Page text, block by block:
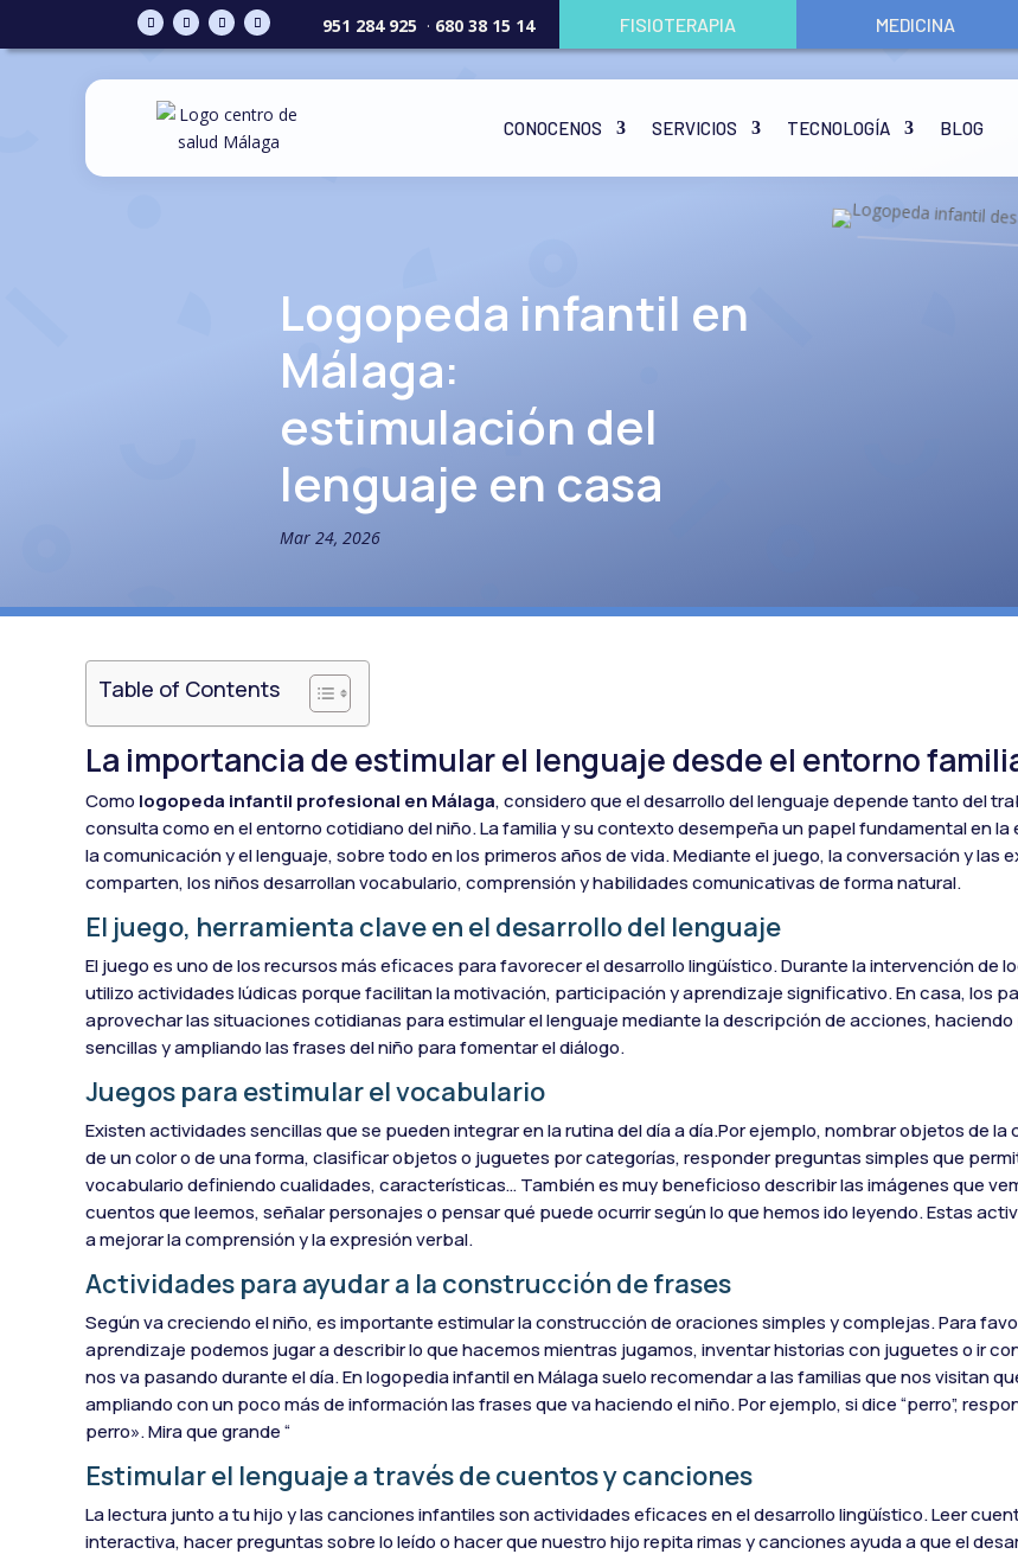
951 284 925 · 680 38 15 14 FISIOTERAPIA MEDICINA
CONOCENOS SERVICIOS TECNOLOGÍA BLOG
Logopeda infantil en
Málaga:
estimulación del
lenguaje en casa
Mar 24, 2026
Table of Contents
La importancia de estimular el lenguaje desde el entorno
Como logopeda infantil profesional en Málaga, considero que el desarrollo del lenguaje depende tanto del
consulta como en el entorno cotidiano del niño. La familia y su contexto desempeña un papel fundamental en la
la comunicación y el lenguaje, sobre todo en los primeros años de vida. Mediante el juego, la conversación y las
comparten, los niños desarrollan vocabulario, comprensión y habilidades comunicativas de forma natural.
El juego, herramienta clave en el desarrollo del lenguaje
El juego es uno de los recursos más eficaces para favorecer el desarrollo lingüístico. Durante la intervención de
utilizo actividades lúdicas porque facilitan la motivación, participación y aprendizaje significativo. En casa, los
aprovechar las situaciones cotidianas para estimular el lenguaje mediante la descripción de acciones,
sencillas y ampliando las frases del niño para fomentar el diálogo.
Juegos para estimular el vocabulario
Existen actividades sencillas que se pueden integrar en la rutina del día a día.Por ejemplo, nombrar objetos de la
de un color o de una forma, clasificar objetos o juguetes por categorías, responder preguntas simples que
vocabulario definiendo cualidades, características… También es muy beneficioso describir las imágenes que
cuentos que leemos, señalar personajes o pensar qué puede ocurrir según lo que hemos ido leyendo. Estas
a mejorar la comprensión y la expresión verbal.
Actividades para ayudar a la construcción de frases
Según va creciendo el niño, es importante estimular la construcción de oraciones simples y complejas. Para
aprendizaje podemos jugar a describir lo que hacemos mientras jugamos, inventar historias con juguetes o ir
nos va pasando durante el día. En logopedia infantil en Málaga suelo recomendar a las familias que nos visitan
ampliando con un poco más de información las frases que va haciendo el niño. Por ejemplo, si dice “perro”,
perro». Mira que grande “
Estimular el lenguaje a través de cuentos y canciones
La lectura junto a tu hijo y las canciones infantiles son actividades eficaces en el desarrollo lingüístico. Leer
interactiva, hacer preguntas sobre lo leído o hacer que nuestro hijo repita rimas y canciones ayuda a que el